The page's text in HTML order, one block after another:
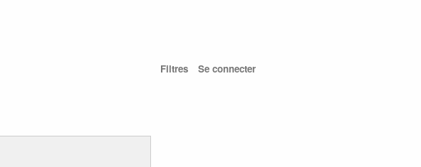
Filtres Se connecter